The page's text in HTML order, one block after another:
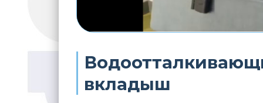
вкладыш